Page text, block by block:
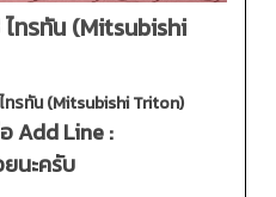
ทรทัน (Mitsubishi
ทรทัน (Mitsubishi Triton)
Add Line :
ยนะครับ